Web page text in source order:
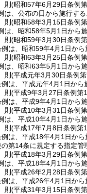
則(昭和57年6月29日条例
は、公布の日から施行する
則(昭和58年3月15日条例
は、昭和58年5月1日から施
則(昭和59年3月30日条例
例は、昭和59年4月1日から
則(昭和63年3月25日条例
は、昭和63年5月1日から施
則(平成元年3月30日条例
例は、平成元年4月1日から
則(平成9年3月27日条例
例は、平成9年4月1日から施
則(平成10年3月31日条例
は、平成10年4月1日から施
則(平成17年7月8日条例第
例は、平成18年4月1日から
第14条に規定する指定管
則(平成18年3月29日条例
は、平成18年4月1日から施
則(平成26年2月28日条例
例は、平成26年4月1日から
則(平成31年3月15日条例